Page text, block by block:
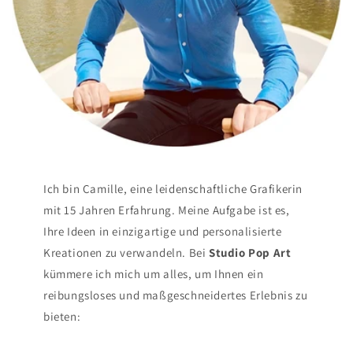
Ich bin Camille, eine leidenschaftliche Grafikerin
mit 15 Jahren Erfahrung. Meine Aufgabe ist es,
Ihre Ideen in einzigartige und personalisierte
Kreationen zu verwandeln. BeiStudio Pop Art
kümmere ich mich um alles, um Ihnen ein
reibungsloses und maßgeschneidertes Erlebnis zu
bieten: